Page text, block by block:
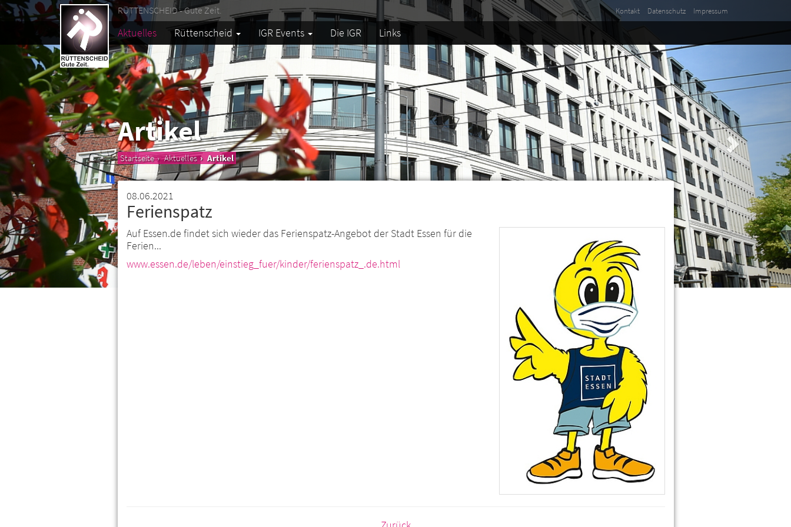
RÜTTENSCHEID - Gute Zeit. Kontakt Datenschutz Impressum
Aktuelles Rüttenscheid IGR Events Die IGR Links
Artikel
Startseite Aktuelles Artikel
08.06.2021
Ferienspatz
Auf Essen.de findet sich wieder das Ferienspatz-Angebot der Stadt Essen für die
Ferien...
www.essen.de/leben/einstieg_fuer/kinder/ferienspatz_.de.html